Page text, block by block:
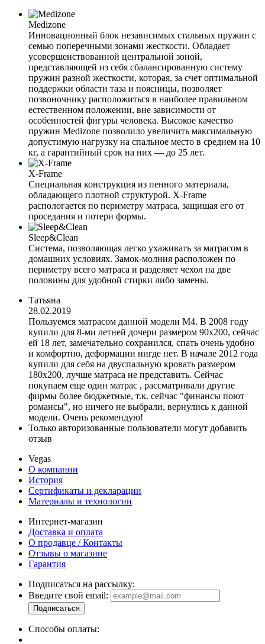
Medizone
Инновационный блок независимых стальных пружин с
семью поперечными зонами жесткости. Обладает
усовершенствованной центральной зоной,
представляющей из себя сбалансированную систему
пружин разной жесткости, которая, за счет оптимальной
поддержки области таза и поясницы, позволяет
позвоночнику расположиться в наиболее правильном
естественном положении, вне зависимости от
особенностей фигуры человека. Высокое качество
пружин Medizone позволило увеличить максимальную
допустимую нагрузку на спальное место в среднем на 10
кг, а гарантийный срок на них — до 25 лет.
X-Frame
Специальная конструкция из пенного материала,
обладающего плотной структурой. X-Frame
распологается по периметру матраса, защищая его от
проседания и потери формы.
Sleep&Clean
Система, позволяющая легко ухаживать за матрасом в
домашних условиях. Замок-молния расположен по
периметру всего матраса и разделяет чехол на две
половины для удобной стирки либо замены.
Татьяна
28.02.2019
Пользуемся матрасом данной модели М4. В 2008 году
купили для 8-ми летней дочери размером 90х200, сейчас
ей 18 лет, замечательно сохранился, спать очень удобно
и комфортно, деформации нигде нет. В начале 2012 года
купили для себя на двуспальную кровать размером
180х200, лучше матраса не представить. Сейчас
покупаем еще один матрас , рассматривали другие
фирмы более бюджетные, т.к. сейчас "финансы поют
романсы", но ничего не выбрали, вернулись к данной
модели. Очень рекомендую!
Только авторизованные пользователи могут добавить
отзыв
Vegas
О компании
История
Сертификаты и декларации
Материалы и технологии
Интернет-магазин
Доставка и оплата
О продавце / Контакты
Отзывы о магазине
Гарантия
Подписаться на рассылку:
Введите свой email:
Способы оплаты: